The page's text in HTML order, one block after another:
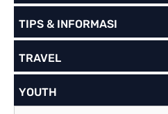
TIPS & INFORMASI
TRAVEL
YOUTH